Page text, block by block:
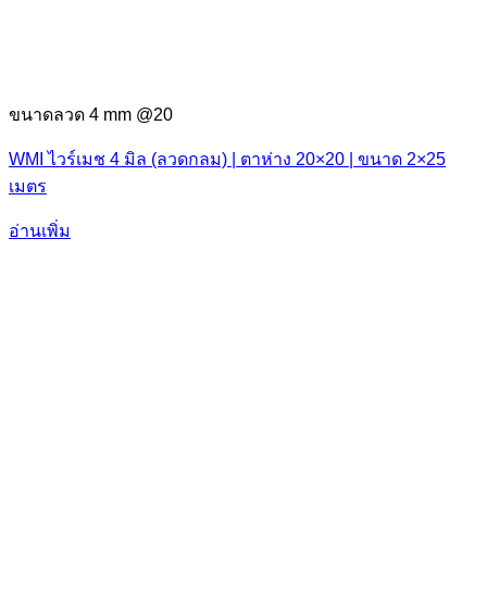
ขนาดลวด 4 mm @20
WMI ไวร์เมช 4 มิล (ลวดกลม) | ตาห่าง 20×20 | ขนาด 2×25
เมตร
อ่านเพิ่ม